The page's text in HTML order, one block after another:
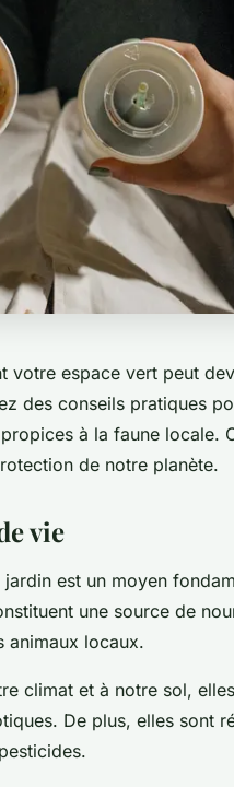
votre espace vert peut
des conseils pratiques
à la faune locale.
de notre planète.
vie
est un moyen
une source de
animaux locaux.
climat et à notre sol,
De plus, elles sont